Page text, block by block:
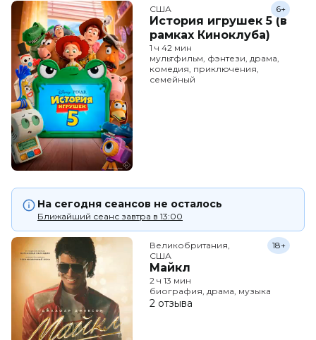
США
История игрушек 5 (в
рамках Киноклуба)
6+
1 ч 42 мин
мультфильм, фэнтези, драма,
комедия, приключения,
семейный
На сегодня сеансов не осталось
Ближайший сеанс завтра в 13:00
Великобритания,
США
Майкл
18+
2 ч 13 мин
биография, драма, музыка
2 отзыва